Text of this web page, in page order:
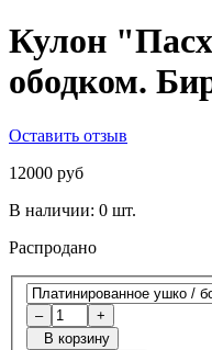
Кулон
ободком.
Оставить отзыв
12000 руб
В наличии: 0 шт.
Распродано
–
+
В корзину